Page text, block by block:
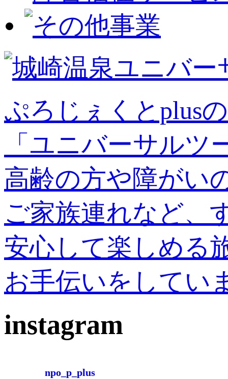
ぷろじぇくとplusの
「ユニバーサルツ
高齢の方や障がい
ご家族連れなど、
安心して楽しめる
お手伝いをしてい
instagram
npo_p_plus